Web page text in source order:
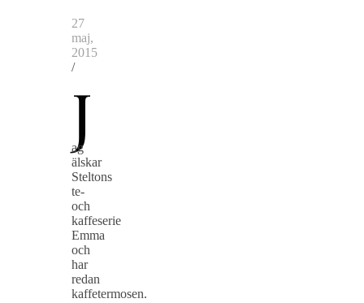
27
maj,
2015
/
J
ag
älskar
Steltons
te-
och
kaffeserie
Emma
och
har
redan
kaffetermosen.